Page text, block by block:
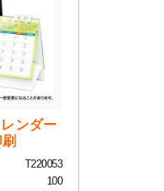
ンダー
T220053
100